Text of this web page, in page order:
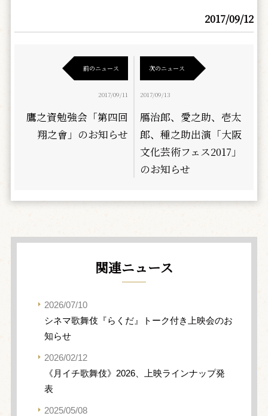
2017/09/12
前のニュース
2017/09/11
鷹之資勉強会「第四回
翔之會」のお知らせ
次のニュース
2017/09/13
鴈治郎、愛之助、壱太
郎、種之助出演「大阪
文化芸術フェス2017」
のお知らせ
関連ニュース
2026/07/10
シネマ歌舞伎『らくだ』トーク付き上映会のお
知らせ
2026/02/12
《月イチ歌舞伎》2026、上映ラインナップ発
表
2025/05/08